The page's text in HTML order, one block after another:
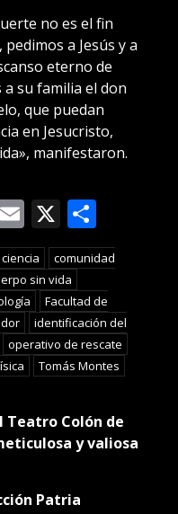
no es el fin
a Jesús y a
eterno de
a su familia el don
que puedan
en Jesucristo,
manifestaron.
Email
X
ciencia
comunidad
sin vida
Facultad de
identificación del
operativo de rescate
Tomás Montes
Teatro Colón de
y valiosa
Patria